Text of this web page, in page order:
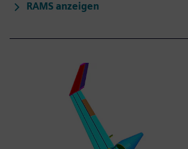
RAMS anzeigen